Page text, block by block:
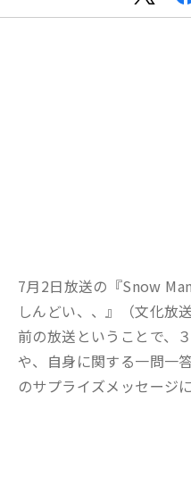
7月2日放送の『Snow
しんどい、、』（文化放
前の放送ということで、
や、自身に関する一問一
のサプライズメッセージ